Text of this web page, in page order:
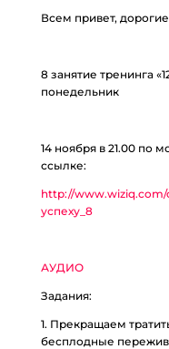
Всем привет,
8 занятие тренинга
понедельник
14 ноября в 21.00 по
ссылке:
http://www.wiziq.com/
успеху_8
АУДИО
Задания:
1. Прекращаем
бесплодные